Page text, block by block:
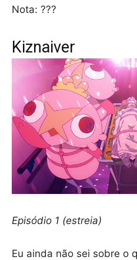
Nota: ???
Kiznaiver
Episódio 1 (estreia)
Eu ainda não sei sobre o